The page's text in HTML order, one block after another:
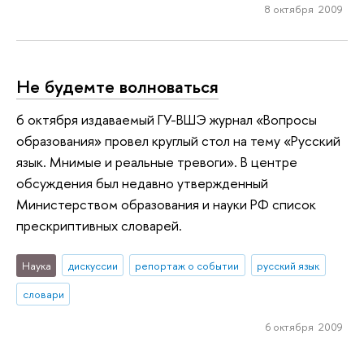
8 октября 2009
Не будемте волноваться
6 октября издаваемый ГУ-ВШЭ журнал «Вопросы
образования» провел круглый стол на тему «Русский
язык. Мнимые и реальные тревоги». В центре
обсуждения был недавно утвержденный
Министерством образования и науки РФ список
прескриптивных словарей.
Наука дискуссии репортаж о событии
русский язык
словари
6 октября 2009